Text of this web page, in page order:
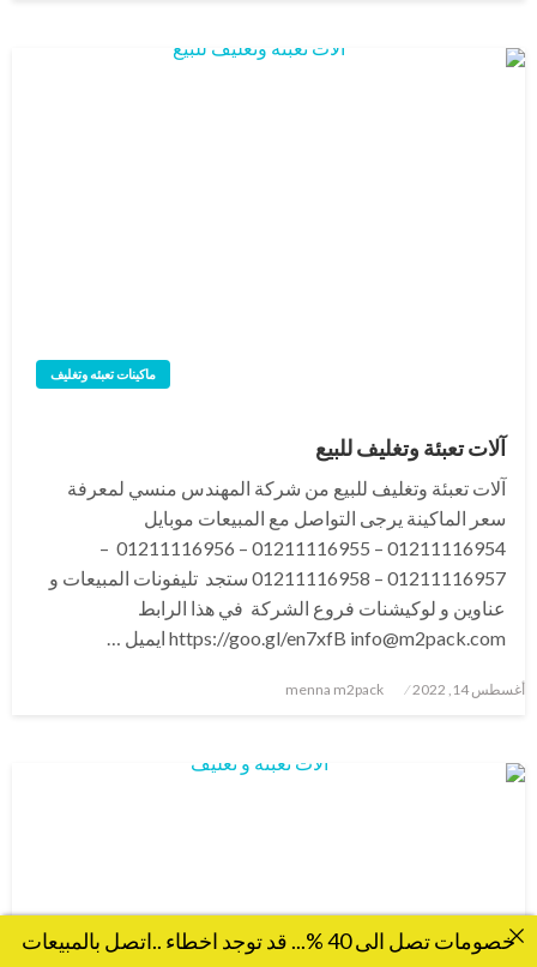
ماكينات تعبئه وتغليف
آلات تعبئة وتغليف للبيع
آلات تعبئة وتغليف للبيع من شركة المهندس منسي لمعرفة
سعر الماكينة يرجى التواصل مع المبيعات موبايل
01211116954 – 01211116955 – 01211116956 –
01211116957 – 01211116958 ستجد تليفونات المبيعات و
عناوين و لوكيشنات فروع الشركة في هذا الرابط
https://goo.gl/en7xfB info@m2pack.com ايميل …
نُشر
أغسطس 14, 2022 menna m2pack
خصومات تصل الى 40 %... قد توجد اخطاء ..اتصل بالمبيعات